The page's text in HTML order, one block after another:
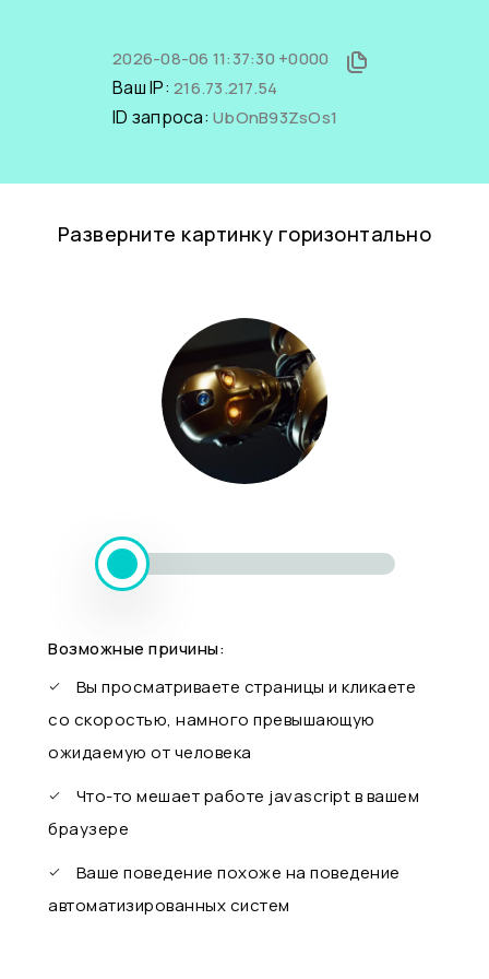
2026-08-06 11:37:30 +0000
Ваш IP: 216.73.217.54
ID запроса: UbOnB93ZsOs1
Разверните картинку горизонтально
Возможные причины:
Вы просматриваете страницы и кликаете
со скоростью, намного превышающую
ожидаемую от человека
Что-то мешает работе javascript в вашем
браузере
Ваше поведение похоже на поведение
автоматизированных систем